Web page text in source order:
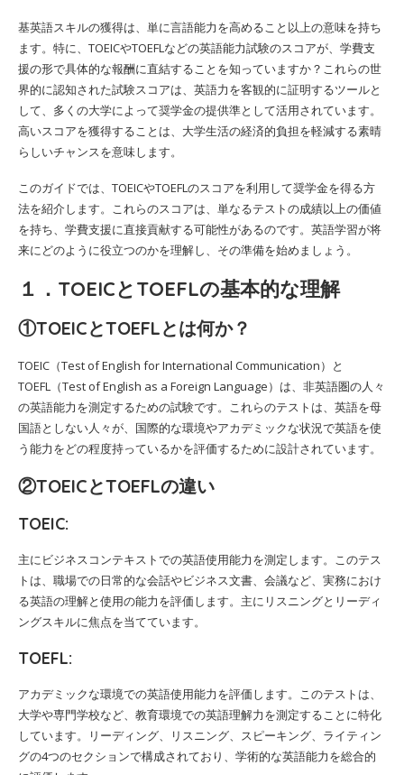
基英語スキルの獲得は、単に言語能力を高めること以上の意味を持ち
ます。特に、TOEICやTOEFLなどの英語能力試験のスコアが、学費支
援の形で具体的な報酬に直結することを知っていますか？これらの世
界的に認知された試験スコアは、英語力を客観的に証明するツールと
して、多くの大学によって奨学金の提供準として活用されています。
高いスコアを獲得することは、大学生活の経済的負担を軽減する素晴
らしいチャンスを意味します。
このガイドでは、TOEICやTOEFLのスコアを利用して奨学金を得る方
法を紹介します。これらのスコアは、単なるテストの成績以上の価値
を持ち、学費支援に直接貢献する可能性があるのです。英語学習が将
来にどのように役立つのかを理解し、その準備を始めましょう。
１．TOEICとTOEFLの基本的な理解
①TOEICとTOEFLとは何か？
TOEIC（Test of English for International Communication）と
TOEFL（Test of English as a Foreign Language）は、非英語圏の人々
の英語能力を測定するための試験です。これらのテストは、英語を母
国語としない人々が、国際的な環境やアカデミックな状況で英語を使
う能力をどの程度持っているかを評価するために設計されています。
②TOEICとTOEFLの違い
TOEIC:
主にビジネスコンテキストでの英語使用能力を測定します。このテス
トは、職場での日常的な会話やビジネス文書、会議など、実務におけ
る英語の理解と使用の能力を評価します。主にリスニングとリーディ
ングスキルに焦点を当てています。
TOEFL:
アカデミックな環境での英語使用能力を評価します。このテストは、
大学や専門学校など、教育環境での英語理解力を測定することに特化
しています。リーディング、リスニング、スピーキング、ライティン
グの4つのセクションで構成されており、学術的な英語能力を総合的